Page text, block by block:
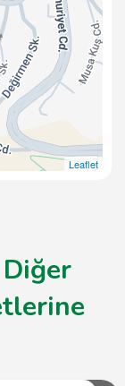
Leaflet